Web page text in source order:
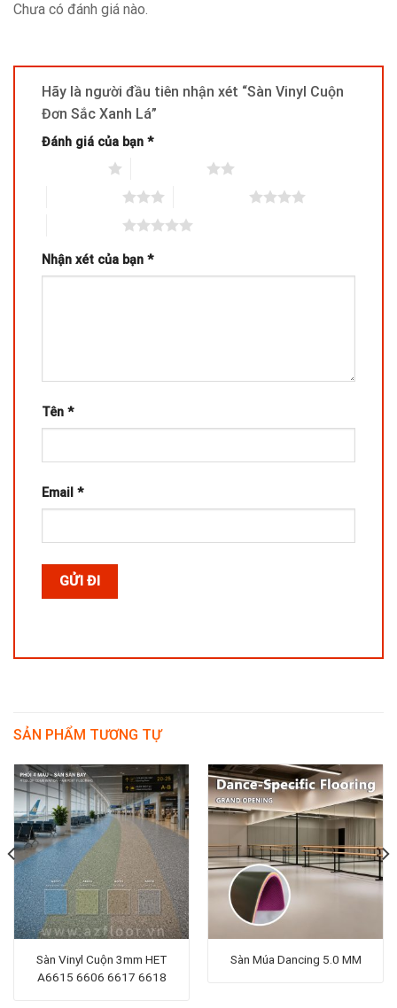
Chưa có đánh giá nào.
Hãy là người đầu tiên nhận xét “Sàn Vinyl Cuộn
Đơn Sắc Xanh Lá”
Đánh giá của bạn *
Nhận xét của bạn *
Tên *
Email *
SẢN PHẨM TƯƠNG TỰ
Sàn Vinyl Cuộn 3mm HET
A6615 6606 6617 6618
Sàn Múa Dancing 5.0 MM